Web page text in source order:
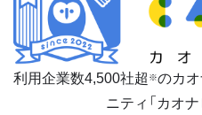
利用企業数4,500社超 ※のカ
ニティ「カオ